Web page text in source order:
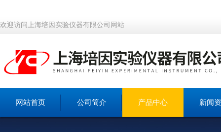
欢迎访问上海培因实验仪器有限公司网站
网站首页 公司简介 产品中心 新闻